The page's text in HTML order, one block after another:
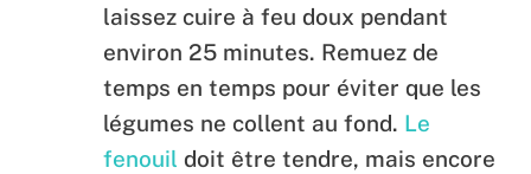
laissez cuire à feu doux pendant
environ 25 minutes. Remuez de
temps en temps pour éviter que les
légumes ne collent au fond. Le
fenouil doit être tendre, mais encore